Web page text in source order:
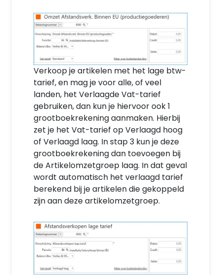
Verkoop je artikelen met het lage btw-
tarief, en mag je voor alle, of veel
landen, het Verlaagde Vat-tarief
gebruiken, dan kun je hiervoor ook 1
grootboekrekening aanmaken. Hierbij
zet je het Vat-tarief op Verlaagd hoog
of Verlaagd laag. In stap 3 kun je deze
grootboekrekening dan toevoegen bij
de Artikelomzetgroep laag. In dat geval
wordt automatisch het verlaagd tarief
berekend bij je artikelen die gekoppeld
zijn aan deze artikelomzetgroep.